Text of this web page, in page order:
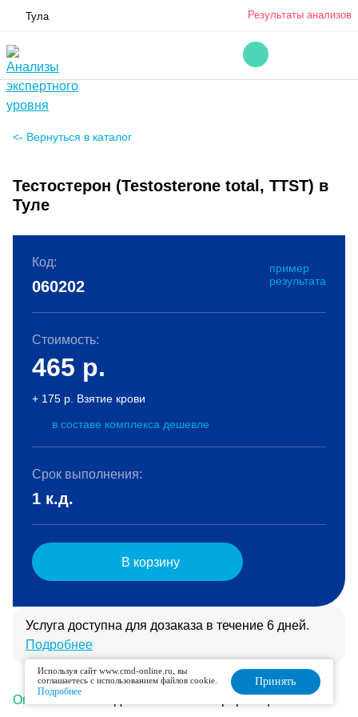
Тула Результаты анализов
<- Вернуться в каталог
Тестостерон (Testosterone total, TTST) в
Туле
Описание
Код:
пример
результата
060202
Стоимость:
465 р.
+ 175 р. Взятие крови
в составе комплекса дешевле
Срок выполнения:
1 к.д.
В корзину
Услуга доступна для дозаказа в течение 6 дней.
Подробнее
Используя сайт www.cmd-online.ru, вы
соглашаетесь с использованием файлов cookie.
Подробнее
Принять